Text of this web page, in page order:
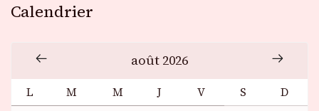
Calendrier
août 2026
L M M J V S D